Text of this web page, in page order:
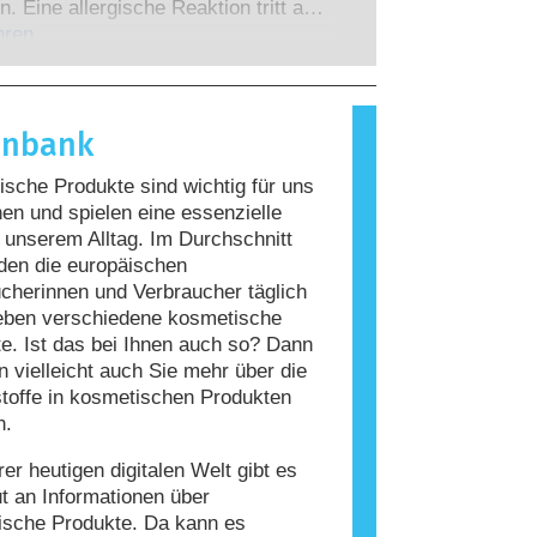
denen die Unternehmen
sind, decken alle
des Hormonsystems.
Eine allergische Reaktion tritt auf,
einer Person auf
Ein Stoff, der eine allergische
wird als Allergen
Kosmetika und
die bei manchen Menschen eine
können. Das bedeutet jedoch
das Produkt für andere Personen
ist.
Produkte sind wichtig für uns
und spielen eine essenzielle
unserem Alltag. Im Durchschnitt
die europäischen
und Verbraucher täglich
verschiedene kosmetische
Ist das bei Ihnen auch so? Dann
vielleicht auch Sie mehr über die
in kosmetischen Produkten
heutigen digitalen Welt gibt es
an Informationen über
Produkte. Da kann es